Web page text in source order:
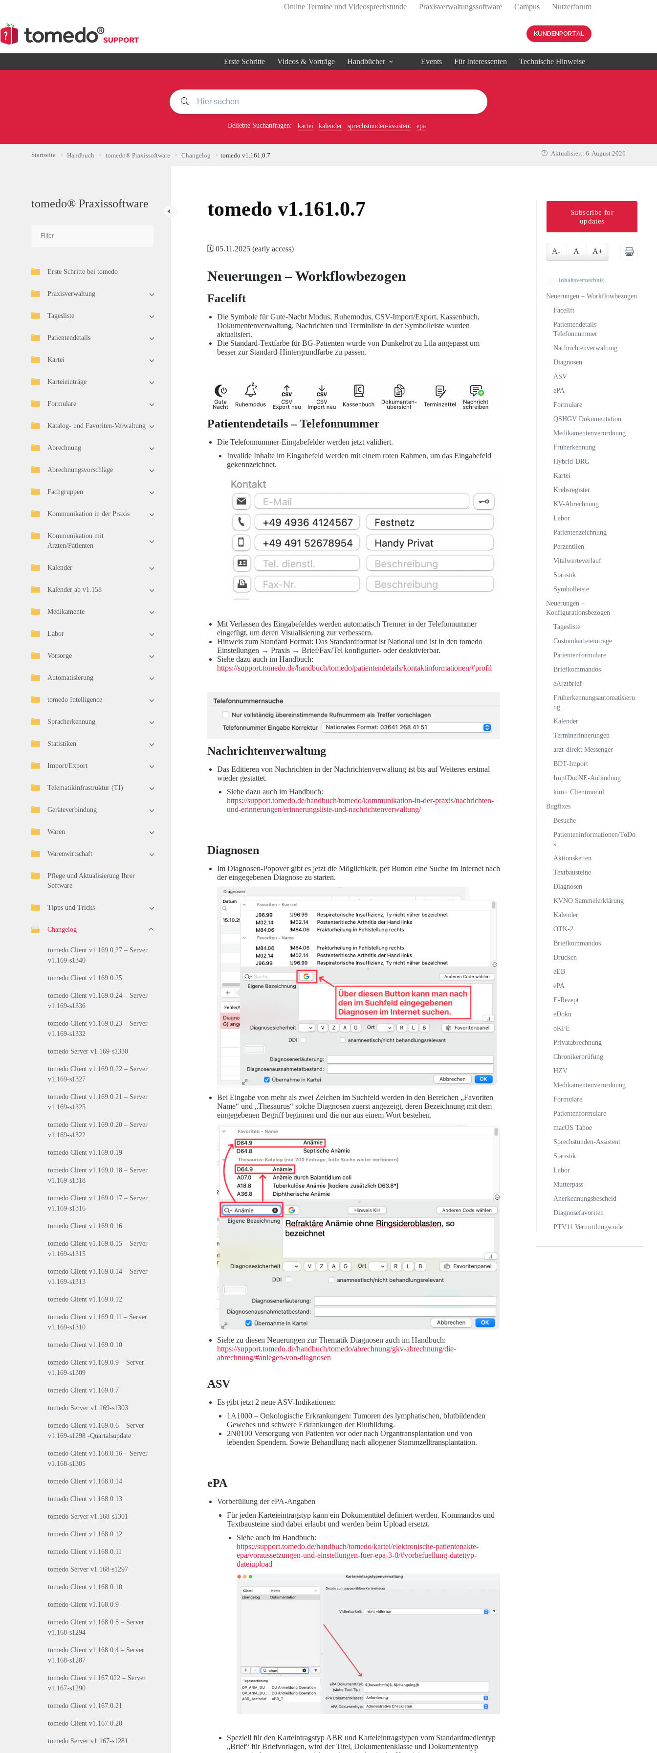
springen
Online Termine und Videosprechstunde Praxisverwaltungssoftware Campus Nutzerforum
KUNDENPORTAL
Erste Schritte Videos & Vorträge Handbücher Events Für Interessenten Technische Hinweise
Beliebte Suchanfragen: kartei kalender sprechstunden-assistent epa
Startseite Handbuch tomedo® Praxissoftware Changelog tomedo v1.161.0.7 Aktualisiert: 6. August 2026
tomedo® Praxissoftware
Erste Schritte bei tomedo
Praxisverwaltung
Tagesliste
Patientendetails
Kartei
Karteieinträge
Formulare
Katalog- und Favoriten-Verwaltung
Abrechnung
Abrechnungsvorschläge
Fachgruppen
Kommunikation in der Praxis
Kommunikation mit
Ärzten/Patienten
Kalender
Kalender ab v1.158
Medikamente
Labor
Vorsorge
Automatisierung
tomedo Intelligence
Spracherkennung
Statistiken
Import/Export
Telematikinfrastruktur (TI)
Geräteverbindung
Waren
Warenwirtschaft
Pflege und Aktualisierung Ihrer
Software
Tipps und Tricks
Changelog
tomedo Client v1.169.0.27 – Server
v1.169-s1340
tomedo Client v1.169.0.25
tomedo Client v1.169.0.24 – Server
v1.169-s1336
tomedo Client v1.169.0.23 – Server
v1.169-s1332
tomedo Server v1.169-s1330
tomedo Client v1.169.0.22 – Server
v1.169-s1327
tomedo Client v1.169.0.21 – Server
v1.169-s1325
tomedo Client v1.169.0.20 – Server
v1.169-s1322
tomedo Client v1.169.0.19
tomedo Client v1.169.0.18 – Server
v1.169-s1318
tomedo Client v1.169.0.17 – Server
v1.169-s1316
tomedo Client v1.169.0.16
tomedo Client v1.169.0.15 – Server
v1.169-s1315
tomedo Client v1.169.0.14 – Server
v1.169-s1313
tomedo Client v1.169.0.12
tomedo Client v1.169.0.11 – Server
v1.169-s1310
tomedo Client v1.169.0.10
tomedo Client v1.169.0.9 – Server
v1.169-s1309
tomedo Client v1.169.0.7
tomedo Server v1.169-s1303
tomedo Client v1.169.0.6 – Server
v1.169-s1298 -Quartalsupdate
tomedo Client v1.168.0.16 – Server
v1.168-s1305
tomedo Client v1.168.0.14
tomedo Client v1.168.0.13
tomedo Server v1.168-s1301
tomedo Client v1.168.0.12
tomedo Client v1.168.0.11
tomedo Server v1.168-s1297
tomedo Client v1.168.0.10
tomedo Client v1.168.0.9
tomedo Client v1.168.0.8 – Server
v1.168-s1294
tomedo Client v1.168.0.4 – Server
v1.168-s1287
tomedo Client v1.167.022 – Server
v1.167-s1290
tomedo Client v1.167.0.21
tomedo Client v1.167.0.20
tomedo Server v1.167-s1281
tomedo v1.161.0.7
🗓️ 05.11.2025 (early access)
Neuerungen – Workflowbezogen
Facelift
Die Symbole für Gute-Nacht Modus, Ruhemodus, CSV-Import/Export, Kassenbuch,
Dokumentenverwaltung, Nachrichten und Terminliste in der Symbolleiste wurden
aktualisiert.
Die Standard-Textfarbe für BG-Patienten wurde von Dunkelrot zu Lila angepasst um
besser zur Standard-Hintergrundfarbe zu passen.
Patientendetails – Telefonnummer
Die Telefonnummer-Eingabefelder werden jetzt validiert.
Invalide Inhalte im Eingabefeld werden mit einem roten Rahmen, um das Eingabefeld
gekennzeichnet.
Mit Verlassen des Eingabefeldes werden automatisch Trenner in der Telefonnummer
eingefügt, um deren Visualisierung zur verbessern.
Hinweis zum Standard Format: Das Standardformat ist National und ist in den tomedo
Einstellungen → Praxis → Brief/Fax/Tel konfigurier- oder deaktivierbar.
Siehe dazu auch im Handbuch:
https://support.tomedo.de/handbuch/tomedo/patientendetails/kontaktinformationen/#profil
Nachrichtenverwaltung
Das Editieren von Nachrichten in der Nachrichtenverwaltung ist bis auf Weiteres erstmal
wieder gestattet.
Siehe dazu auch im Handbuch:
https://support.tomedo.de/handbuch/tomedo/kommunikation-in-der-praxis/nachrichten-
und-erinnerungen/erinnerungsliste-und-nachrichtenverwaltung/
Diagnosen
Im Diagnosen-Popover gibt es jetzt die Möglichkeit, per Button eine Suche im Internet nach
der eingegebenen Diagnose zu starten.
Bei Eingabe von mehr als zwei Zeichen im Suchfeld werden in den Bereichen „Favoriten
Name“ und „Thesaurus“ solche Diagnosen zuerst angezeigt, deren Bezeichnung mit dem
eingegebenen Begriff beginnen und die nur aus einem Wort bestehen.
Siehe zu diesen Neuerungen zur Thematik Diagnosen auch im Handbuch:
https://support.tomedo.de/handbuch/tomedo/abrechnung/gkv-abrechnung/die-
abrechnung/#anlegen-von-diagnosen
ASV
Es gibt jetzt 2 neue ASV-Indikationen:
1A1000 – Onkologische Erkrankungen: Tumoren des lymphatischen, blutbildenden
Gewebes und schwere Erkrankungen der Blutbildung.
2N0100 Versorgung von Patienten vor oder nach Organtransplantation und von
lebenden Spendern. Sowie Behandlung nach allogener Stammzelltransplantation.
ePA
Vorbefüllung der ePA-Angaben
Für jeden Karteieintragstyp kann ein Dokumenttitel definiert werden. Kommandos und
Textbausteine sind dabei erlaubt und werden beim Upload ersetzt.
Siehe auch im Handbuch:
https://support.tomedo.de/handbuch/tomedo/kartei/elektronische-patientenakte-
epa/voraussetzungen-und-einstellungen-fuer-epa-3-0/#vorbefuellung-dateityp-
dateiupload
Speziell für den Karteintragstyp ABR und Karteieintragstypen vom Standardmedientyp
„Brief“ für Briefvorlagen, wird der Titel, Dokumentenklasse und Dokumententyp
Subscribe for
updates
A- A A+
Inhaltsverzeichnis
Neuerungen – Workflowbezogen
Facelift
Patientendetails –
Telefonnummer
Nachrichtenverwaltung
Diagnosen
ASV
ePA
Formulare
QSHGV Dokumentation
Medikamentenverordnung
Früherkennung
Hybrid-DRG
Kartei
Krebsregister
KV-Abrechnung
Labor
Patientenzeichnung
Perzentilen
Vitalwerteverlauf
Statistik
Symbolleiste
Neuerungen –
Konfigurationsbezogen
Tagesliste
Customkarteieinträge
Patientenformulare
Briefkommandos
eArztbrief
Früherkennungsautomatisieru
ng
Kalender
Terminerinnerungen
arzt-direkt Messenger
BDT-Import
ImpfDocNE-Anbindung
kim+ Clientmodul
Bugfixes
Besuche
Patienteninformationen/ToDo
s
Aktionsketten
Textbausteine
Diagnosen
KVNO Sammelerklärung
Kalender
OTK-2
Briefkommandos
Drucken
eEB
ePA
E-Rezept
eDoku
oKFE
Privatabrechnung
Chronikerprüfung
HZV
Medikamentenverordnung
Formulare
Patientenformulare
macOS Tahoe
Sprechstunden-Assistent
Statistik
Labor
Mutterpass
Anerkennungsbescheid
Diagnosefavoriten
PTV11 Vermittlungscode